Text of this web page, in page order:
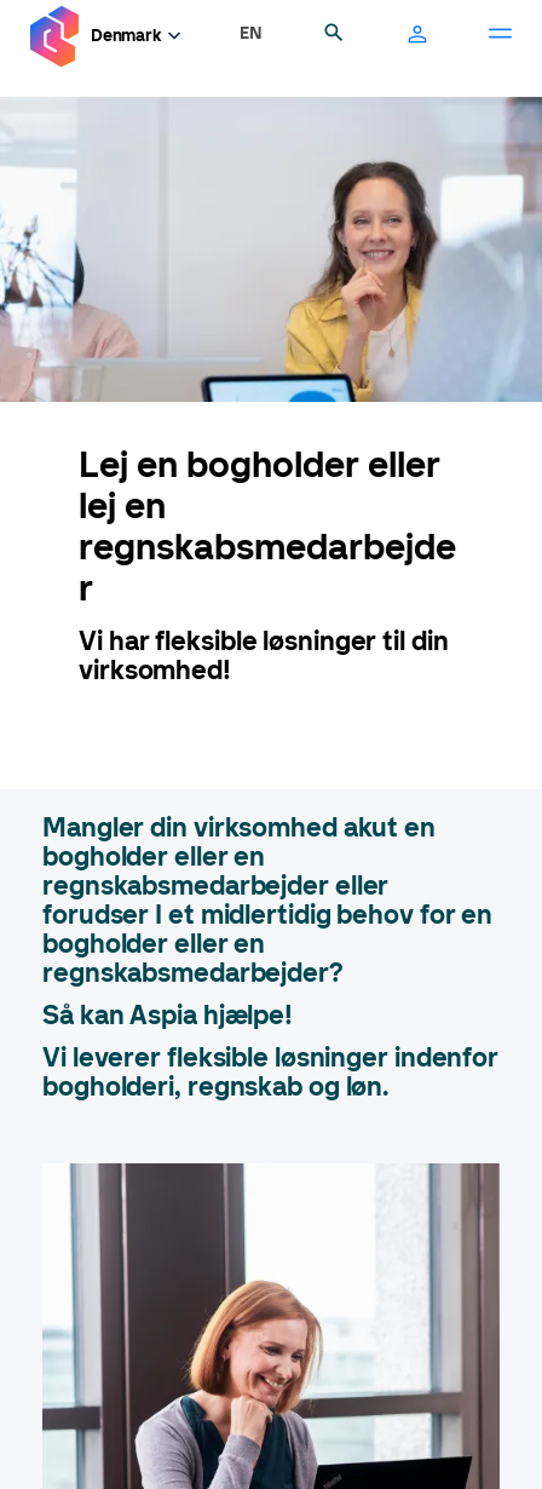
hovedindhold
Denmark EN
Lej en bogholder eller
lej en
regnskabsmedarbejde
r
Vi har fleksible løsninger til din
virksomhed!
Mangler din virksomhed akut en
bogholder eller en
regnskabsmedarbejder eller
forudser I et midlertidig behov for en
bogholder eller en
regnskabsmedarbejder?
Så kan Aspia hjælpe!
Vi leverer fleksible løsninger indenfor
bogholderi, regnskab og løn.